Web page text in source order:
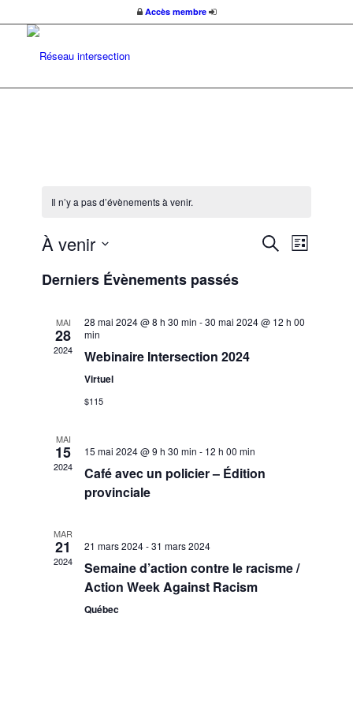
Accès membre
Il n’y a pas d’évènements à venir.
de
vues
Recherche
de
Liste
À venir
une
Derniers Évènements passés
MAI
28
2024
28 mai 2024 @ 8 h 30 min -30 mai 2024 @ 12 h 00
min
Webinaire Intersection 2024
Virtuel
$115
MAI
15
2024
15 mai 2024 @ 9 h 30 min - 12 h 00 min
Café avec un policier – Édition
provinciale
MAR
21
2024
21 mars 2024-31 mars 2024
Semaine d’action contre le racisme /
Action Week Against Racism
Québec